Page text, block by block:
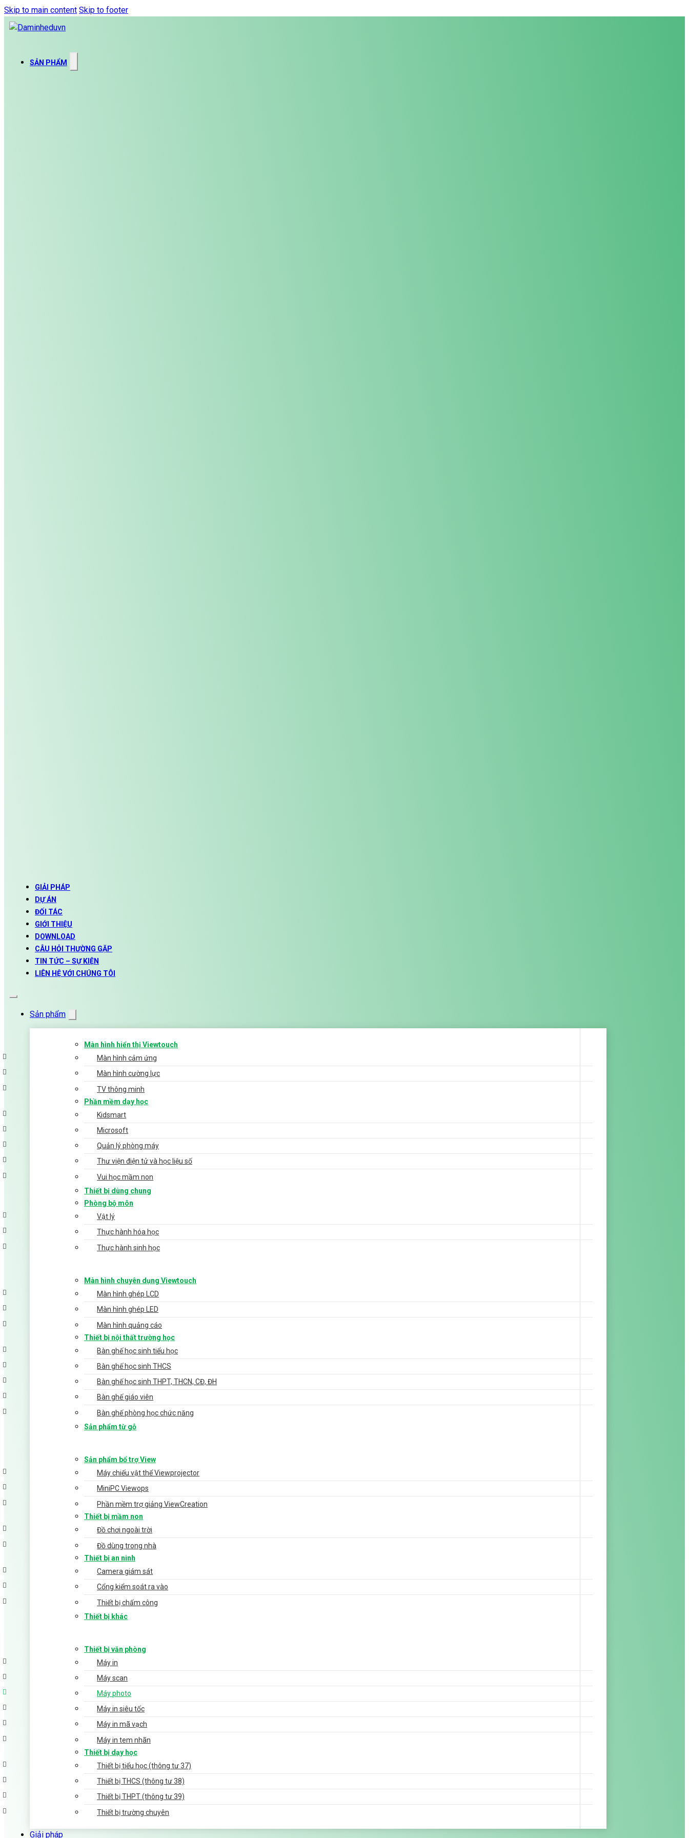
Skip to main content Skip to footer
SẢN PHẨM
GIẢI PHÁP
DỰ ÁN
ĐỐI TÁC
GIỚI THIỆU
DOWNLOAD
CÂU HỎI THƯỜNG GẶP
TIN TỨC – SỰ KIỆN
LIÊN HỆ VỚI CHÚNG TÔI
Sản phẩm
Màn hình hiển thị Viewtouch
Màn hình cảm ứng
Màn hình cường lực
TV thông minh
Phần mềm dạy học
Kidsmart
Microsoft
Quản lý phòng máy
Thư viện điện tử và học liệu số
Vui học mầm non
Thiết bị dùng chung
Phòng bộ môn
Vật lý
Thực hành hóa học
Thực hành sinh học
Màn hình chuyên dụng Viewtouch
Màn hình ghép LCD
Màn hình ghép LED
Màn hình quảng cáo
Thiết bị nội thất trường học
Bàn ghế học sinh tiểu học
Bàn ghế học sinh THCS
Bàn ghế học sinh THPT, THCN, CĐ, ĐH
Bàn ghế giáo viên
Bàn ghế phòng học chức năng
Sản phẩm từ gỗ
Sản phẩm bổ trợ View
Máy chiếu vật thể Viewprojector
MiniPC Viewops
Phần mềm trợ giảng ViewCreation
Thiết bị mầm non
Đồ chơi ngoài trời
Đồ dùng trong nhà
Thiết bị an ninh
Camera giám sát
Cổng kiểm soát ra vào
Thiết bị chấm công
Thiết bị khác
Thiết bị văn phòng
Máy in
Máy scan
Máy photo
Máy in siêu tốc
Máy in mã vạch
Máy in tem nhãn
Thiết bị dạy học
Thiết bị tiểu học (thông tư 37)
Thiết bị THCS (thông tư 38)
Thiết bị THPT (thông tư 39)
Thiết bị trường chuyên
Giải pháp